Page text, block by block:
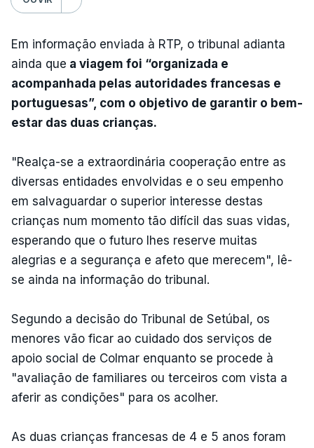
Em informação enviada à RTP, o tribunal adianta
ainda que a viagem foi “organizada e
acompanhada pelas autoridades francesas e
portuguesas”, com o objetivo de garantir o bem-
estar das duas crianças.
"Realça-se a extraordinária cooperação entre as
diversas entidades envolvidas e o seu empenho
em salvaguardar o superior interesse destas
crianças num momento tão difícil das suas vidas,
esperando que o futuro lhes reserve muitas
alegrias e a segurança e afeto que merecem", lê-
se ainda na informação do tribunal.
Segundo a decisão do Tribunal de Setúbal, os
menores vão ficar ao cuidado dos serviços de
apoio social de Colmar enquanto se procede à
"avaliação de familiares ou terceiros com vista a
aferir as condições" para os acolher.
As duas crianças francesas de 4 e 5 anos foram